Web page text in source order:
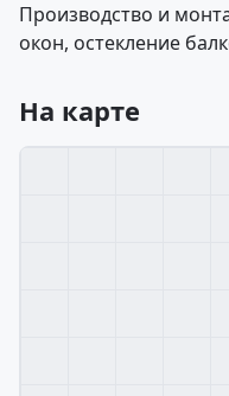
Производство и
окон, остекление
На карте